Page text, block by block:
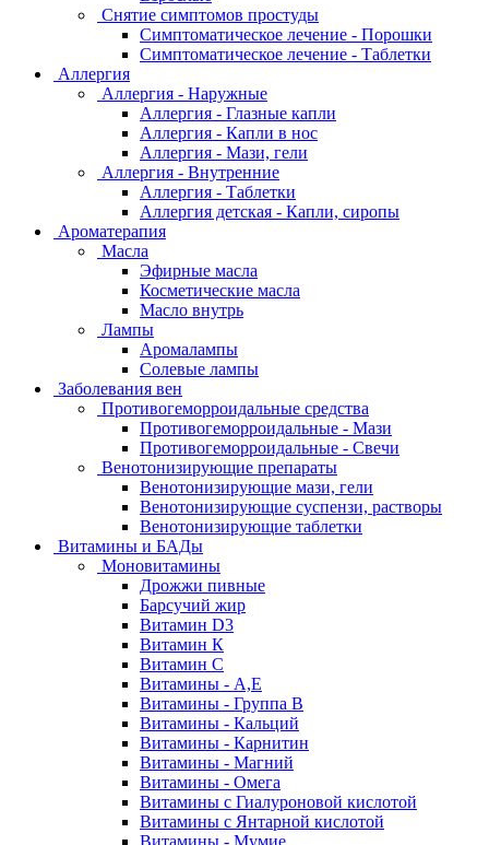
Снятие симптомов простуды
Симптоматическое лечение - Порошки
Симптоматическое лечение - Таблетки
Аллергия
Аллергия - Наружные
Аллергия - Глазные капли
Аллергия - Капли в нос
Аллергия - Мази, гели
Аллергия - Внутренние
Аллергия - Таблетки
Аллергия детская - Капли, сиропы
Ароматерапия
Масла
Эфирные масла
Косметические масла
Масло внутрь
Лампы
Аромалампы
Солевые лампы
Заболевания вен
Противогеморроидальные средства
Противогеморроидальные - Мази
Противогеморроидальные - Свечи
Венотонизирующие препараты
Венотонизирующие мази, гели
Венотонизирующие суспензи, растворы
Венотонизирующие таблетки
Витамины и БАДы
Моновитамины
Дрожжи пивные
Барсучий жир
Витамин D3
Витамин К
Витамин С
Витамины - А,Е
Витамины - Группа В
Витамины - Кальций
Витамины - Карнитин
Витамины - Магний
Витамины - Омега
Витамины с Гиалуроновой кислотой
Витамины с Янтарной кислотой
Витамины - Мумие